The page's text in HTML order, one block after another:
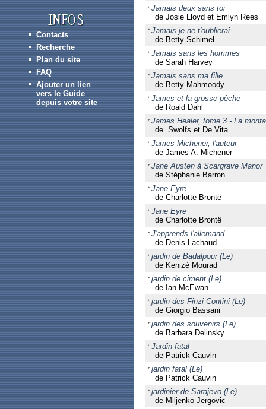
Contacts
Recherche
Plan du site
FAQ
Ajouter un lien
vers le Guide
depuis votre site
Jamais deux sans toi
de Josie Lloyd et Emlyn Rees
Jamais je ne t'oublierai
de Betty Schimel
Jamais sans les hommes
de Sarah Harvey
Jamais sans ma fille
de Betty Mahmoody
James et la grosse pêche
de Roald Dahl
James Healer, tome 3 - La
de Swolfs et De Vita
James Michener, l'auteur
de James A. Michener
Jane Austen à Scargrave Manor
de Stéphanie Barron
Jane Eyre
de Charlotte Brontë
Jane Eyre
de Charlotte Brontë
J'apprends l'allemand
de Denis Lachaud
jardin de Badalpour (Le)
de Kenizé Mourad
jardin de ciment (Le)
de Ian McEwan
jardin des Finzi-Contini (Le)
de Giorgio Bassani
jardin des souvenirs (Le)
de Barbara Delinsky
Jardin fatal
de Patrick Cauvin
jardin fatal (Le)
de Patrick Cauvin
jardinier de Sarajevo (Le)
de Miljenko Jergovic